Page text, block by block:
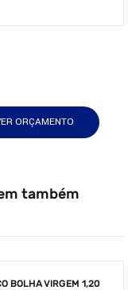
ORÇAMENTO
também
BOLHA VIRGEM 1,20